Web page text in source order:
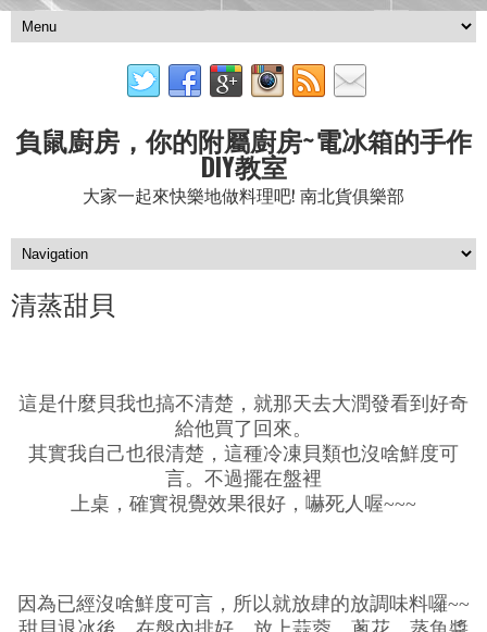
負鼠廚房，你的附屬廚房~電冰箱的手作
DIY教室
大家一起來快樂地做料理吧! 南北貨俱樂部
清蒸甜貝
這是什麼貝我也搞不清楚，就那天去大潤發看到好奇
給他買了回來。
其實我自己也很清楚，這種冷凍貝類也沒啥鮮度可
言。不過擺在盤裡
上桌，確實視覺效果很好，嚇死人喔~~~
因為已經沒啥鮮度可言，所以就放肆的放調味料囉~~